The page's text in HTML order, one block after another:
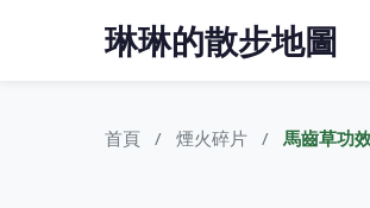
琳琳的散步地圖
首頁 煙火碎片 馬齒草功